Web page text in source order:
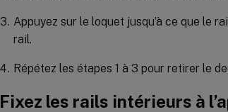
Appuyez sur le loquet jusqu’à ce que le
rail.
Répétez les étapes 1 à 3 pour retirer le
Fixez les rails intérieurs à